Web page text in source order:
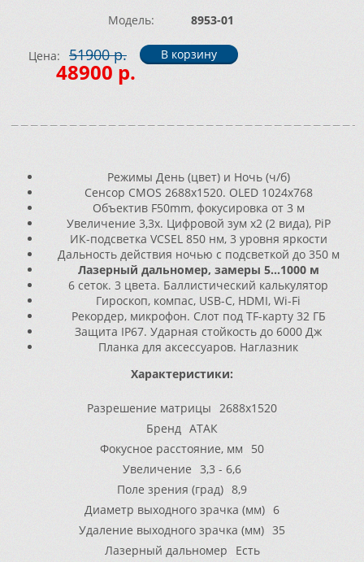
Модель: 8953-01
Цена: 51900 р.
48900 р.
Режимы День (цвет) и Ночь (ч/б)
Сенсор CMOS 2688x1520. OLED 1024x768
Объектив F50mm, фокусировка от 3 м
Увеличение 3,3x. Цифровой зум x2 (2 вида), PiP
ИК-подсветка VCSEL 850 нм, 3 уровня яркости
Дальность действия ночью с подсветкой до 350 м
Лазерный дальномер, замеры 5...1000 м
6 сеток. 3 цвета. Баллистический калькулятор
Гироскоп, компас, USB-C, HDMI, Wi-Fi
Рекордер, микрофон. Слот под TF-карту 32 ГБ
Защита IP67. Ударная стойкость до 6000 Дж
Планка для аксессуаров. Наглазник
Характеристики:
Разрешение матрицы 2688x1520
Бренд АТАК
Фокусное расстояние, мм
50
Увеличение 3,3 - 6,6
Поле зрения (град) 8,9
Диаметр выходного зрачка (мм) 6
Удаление выходного зрачка (мм) 35
Лазерный дальномер
Есть